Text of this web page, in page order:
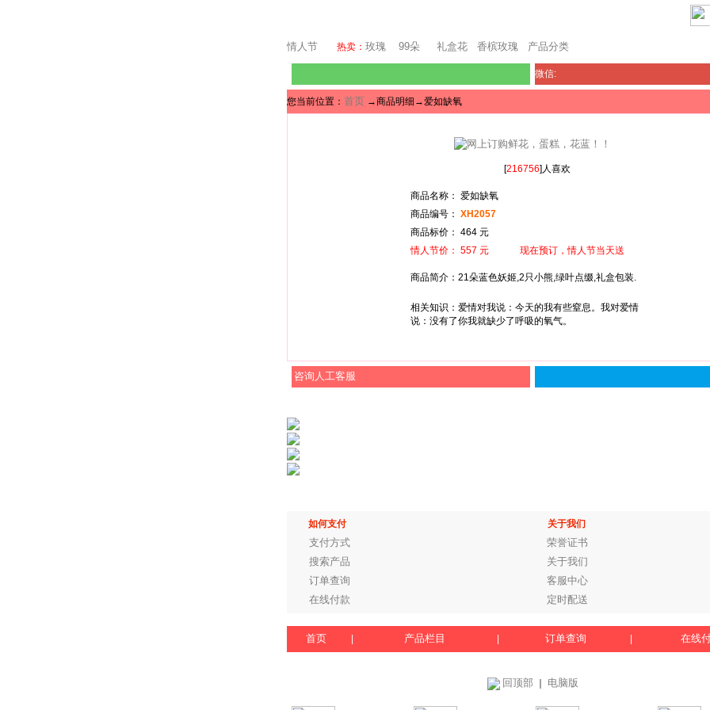
情人节 热卖： 玫瑰 99朵 礼盒花 香槟玫瑰 产品分类
微信:
您当前位置： 首页 →商品明细→爱如缺氧
[216756]人喜欢
商品名称： 爱如缺氧
商品编号： XH2057
商品标价： 464 元
情人节价： 557 元 现在预订，情人节当天送
商品简介：21朵蓝色妖姬,2只小熊,绿叶点缀,礼盒包装.
相关知识：爱情对我说：今天的我有些窒息。我对爱情
说：没有了你我就缺少了呼吸的氧气。
咨询人工客服
如何支付 关于我们
支付方式
荣誉证书
搜索产品
关于我们
订单查询
客服中心
在线付款
定时配送
首页 产品栏目 订单查询 在线
回顶部 电脑版